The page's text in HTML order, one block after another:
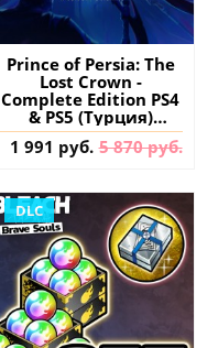
Prince of Persia: The
Lost Crown -
Complete Edition PS4
& PS5 (Турция)
купить игру на
аккаунт
1 991 руб. 5 870 руб.
DLC